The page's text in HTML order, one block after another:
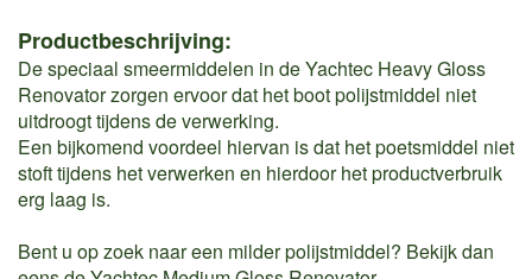
Productbeschrijving:
De speciaal smeermiddelen in de Yachtec Heavy Gloss
Renovator zorgen ervoor dat het boot polijstmiddel niet
uitdroogt tijdens de verwerking.
Een bijkomend voordeel hiervan is dat het poetsmiddel niet
stoft tijdens het verwerken en hierdoor het productverbruik
erg laag is.
Bent u op zoek naar een milder polijstmiddel? Bekijk dan